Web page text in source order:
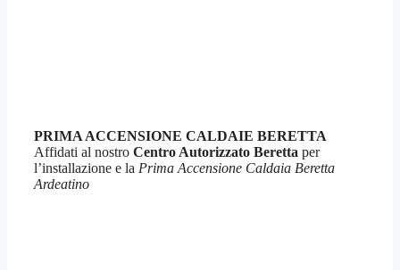
PRIMA ACCENSIONE CALDAIE BERETTA
Affidati al nostro Centro Autorizzato Beretta per
l’installazione e la Prima Accensione Caldaia Beretta
Ardeatino